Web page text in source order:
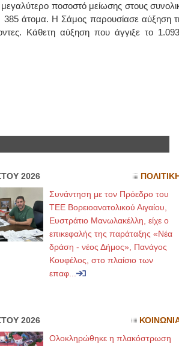
ποσοστό μείωσης στους
385 άτομα. Η Σάμος παρουσίασε αύξηση
Κάθετη αύξηση που άγγιξε το
2026 ΠΟΛΙΤΙΚΗ
Συνάντηση με τον Πρόεδρο του
ΤΕΕ Βορειοανατολικού Αιγαίου,
Ευστράτιο Μανωλακέλλη, είχε ο
επικεφαλής της παράταξης «Νέα
δράση - νέος Δήμος», Πανάγος
Κουφέλος, στο πλαίσιο των
επαφ...
2026
Ολοκληρώθηκε η πλακόστρωση